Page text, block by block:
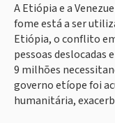
A Etiópia e a
fome está a ser
Etiópia, o conflito
pessoas deslocadas
9 milhões
governo etíope foi
humanitária,